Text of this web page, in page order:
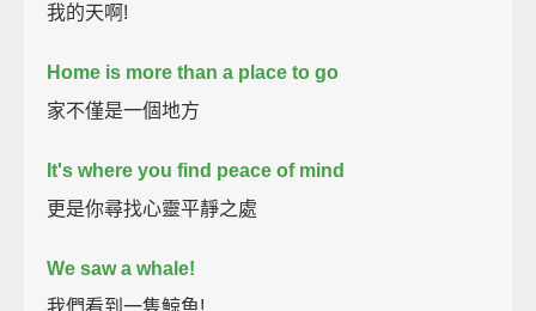
我的天啊!
Home is more than a place to go
家不僅是一個地方
It's where you find peace of mind
更是你尋找心靈平靜之處
We saw a whale!
我們看到一隻鯨魚!